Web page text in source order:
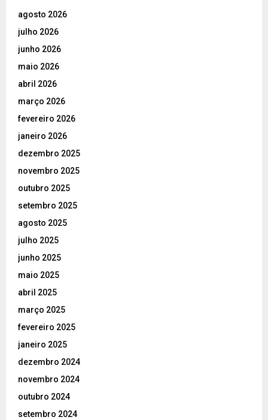
agosto 2026
julho 2026
junho 2026
maio 2026
abril 2026
março 2026
fevereiro 2026
janeiro 2026
dezembro 2025
novembro 2025
outubro 2025
setembro 2025
agosto 2025
julho 2025
junho 2025
maio 2025
abril 2025
março 2025
fevereiro 2025
janeiro 2025
dezembro 2024
novembro 2024
outubro 2024
setembro 2024